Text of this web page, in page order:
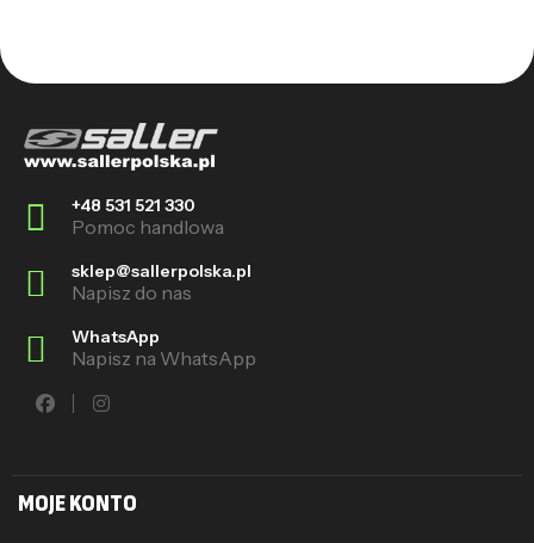
+48 531 521 330
Pomoc handlowa
sklep@sallerpolska.pl
Napisz do nas
WhatsApp
Napisz na WhatsApp
MOJE KONTO